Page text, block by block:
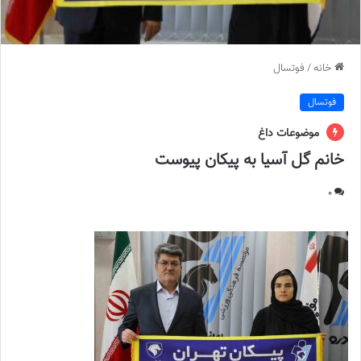
خانه/ فوتسال
فوتسال
موضوعات داغ
خانم گل آسیا به پیکان پیوست
0